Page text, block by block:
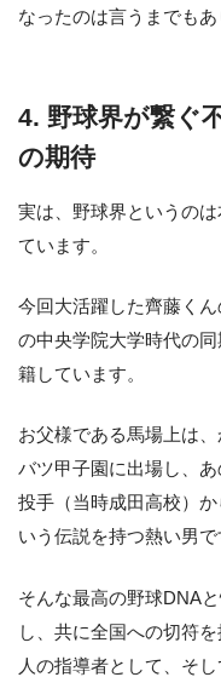
なったのは言うまでもあ
4. 野球界が繋ぐ
の期待
実は、野球界というの
ています。
今回大活躍した齊藤く
の中央学院大学時代の
籍しています。
お父様である馬場上は
バツ甲子園に出場し、
投手（当時成田高校）
いう伝説を持つ熱い男で
そんな最高の野球DNA
し、共に全国への切符
人の指導者として、そ